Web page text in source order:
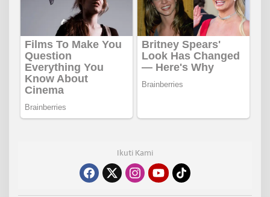
Ikuti Kami